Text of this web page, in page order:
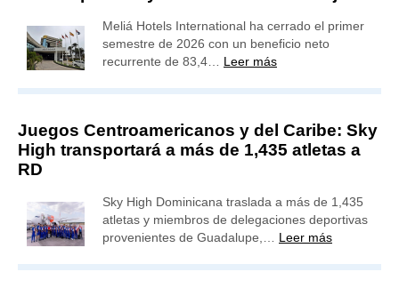
Meliá Hotels International ha cerrado el primer
semestre de 2026 con un beneficio neto
recurrente de 83,4… Leer más
Juegos Centroamericanos y del Caribe: Sky
High transportará a más de 1,435 atletas a
RD
Sky High Dominicana traslada a más de 1,435
atletas y miembros de delegaciones deportivas
provenientes de Guadalupe,… Leer más